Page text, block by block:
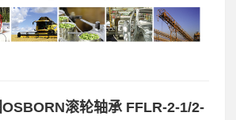
滚轮轴承 FFLR-2-1/2-